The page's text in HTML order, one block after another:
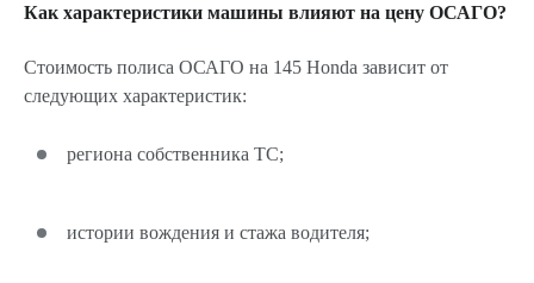
Как характеристики машины влияют на цену ОСАГО?
Стоимость полиса ОСАГО на 145 Honda зависит от
следующих характеристик:
региона собственника ТС;
истории вождения и стажа водителя;